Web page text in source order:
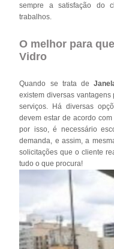
sempre a satisfação do
trabalhos.
O melhor para
Vidro
Quando se trata de
existem diversas
serviços. Há diversas
devem estar de acordo
por isso, é necessário
demanda, e assim, a
solicitações que o cliente
tudo o que procura!